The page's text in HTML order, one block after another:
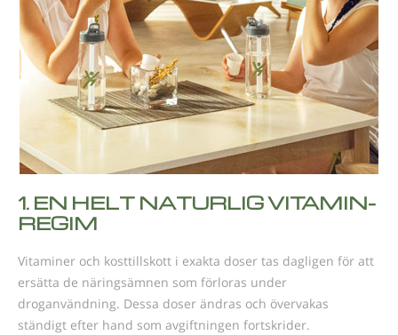
1. EN HELT NATURLIG VITAMIN-
REGIM
Vitaminer och kosttillskott i exakta doser tas dagligen för att
ersätta de näringsämnen som förloras under
droganvändning. Dessa doser ändras och övervakas
ständigt efter hand som avgiftningen fortskrider.